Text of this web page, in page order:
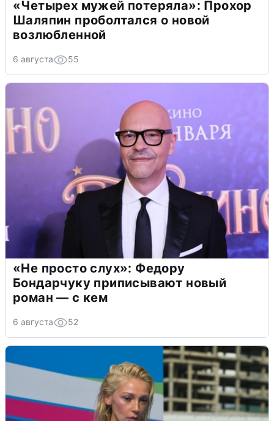
«Четырех мужей потеряла»: Прохор
Шаляпин проболтался о новой
возлюбленной
6 августа 55
«Не просто слух»: Федору
Бондарчуку приписывают новый
роман — с кем
6 августа 52